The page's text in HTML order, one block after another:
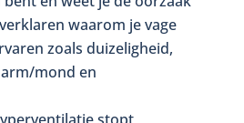
waarom je vage
zoals duizeligheid,
mond en